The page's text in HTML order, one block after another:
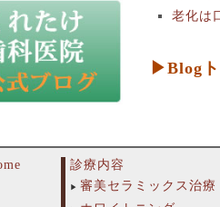
老化は
▶Blog
診療内容
審美セラミックス治療